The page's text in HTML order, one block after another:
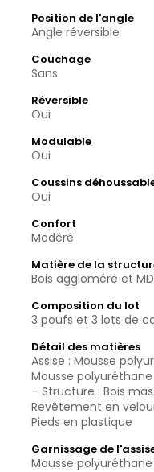
Position de l'angle
Angle réversible
Couchage
Sans
Réversible
Oui
Modulable
Oui
Coussins
Oui
Confort
Modéré
Matière de la
Bois aggloméré et
Composition du lot
3 poufs et 3 lots de
Détail des matières
Assise : Mousse
Mousse
– Structure : Bois
Revêtement en
Pieds en plastique
Garnissage de
Mousse polyuréthane